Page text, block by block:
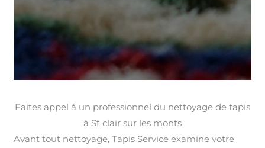
Faites appel à un professionnel du nettoyage de tapis
à St clair sur les monts
Avant tout nettoyage, Tapis Service examine votre